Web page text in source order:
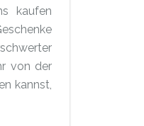
kaufen
von der
kannst,